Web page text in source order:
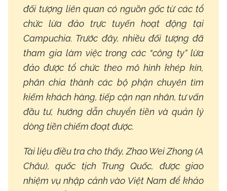
đối tượng liên quan có nguồn gốc từ các tổ
chức lừa đảo trực tuyến hoạt động tại
Campuchia. Trước đây, nhiều đối tượng đã
tham gia làm việc trong các “công ty” lừa
đảo được tổ chức theo mô hình khép kín,
phân chia thành các bộ phận chuyên tìm
kiếm khách hàng, tiếp cận nạn nhân, tư vấn
đầu tư, hướng dẫn chuyển tiền và quản lý
dòng tiền chiếm đoạt được.
Tài liệu điều tra cho thấy, Zhao Wei Zhong (A
Châu), quốc tịch Trung Quốc, được giao
nhiệm vụ nhập cảnh vào Việt Nam để khảo